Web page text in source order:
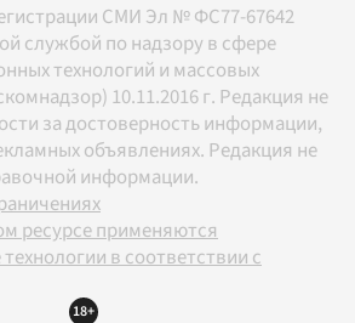
СМИ Эл № ФС77-67642
службой по надзору в сфере
технологий и массовых
10.11.2016 г. Редакция не
за достоверность информации,
объявлениях. Редакция не
информации.
ресурсе применяются
в соответствии с
18+